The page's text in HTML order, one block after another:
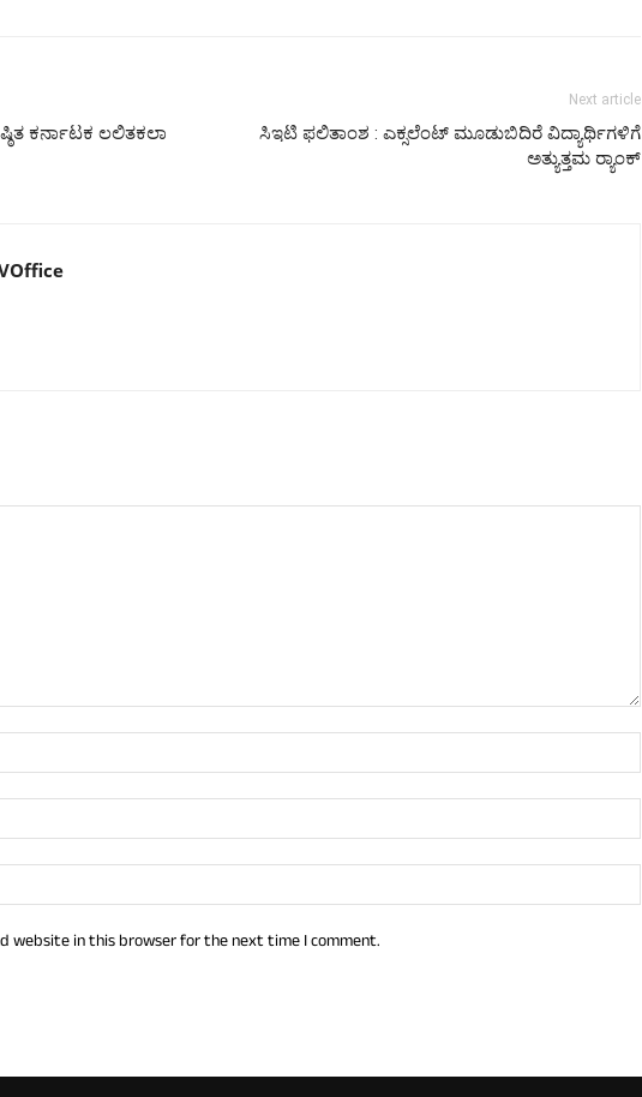
ಕರ್ನಾಟಕ ಲಲಿತಕಲಾ
Next article
ಸಿಇಟಿ ಫಲಿತಾಂಶ : ಎಕ್ಸಲೆಂಟ್ ಮೂಡುಬಿದಿರೆ ವಿದ್ಯಾರ್ಥಿಗಳಿಗೆ
ಅತ್ಯುತ್ತಮ ರ‍್ಯಾಂಕ್
website in this browser for the next time I comment.